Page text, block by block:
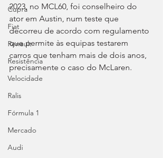
Cupra
Fiat
Renault
Resistência
Velocidade
Ralis
Fórmula 1
Mercado
Audi
2023, no MCL60, foi conselheiro do
ator em Austin, num teste que
decorreu de acordo com regulamento
que permite às equipas testarem
carros que tenham mais de dois anos,
precisamente o caso do McLaren.